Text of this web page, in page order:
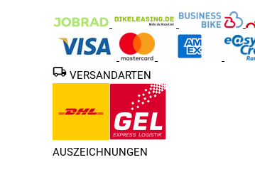
VERSANDARTEN
AUSZEICHNUNGEN